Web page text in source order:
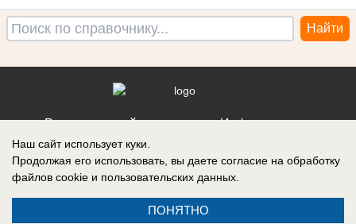
Реклама на сайте
Контакты
Информация
Наш сайт использует куки.
Продолжая его использовать, вы даете согласие на обработку
файлов cookie и пользовательских данных.
ПОНЯТНО